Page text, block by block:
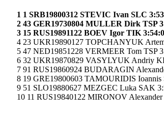
1 1 SRB19800312 STEVIC Ivan SLC
2 43 GER19730804 MULLER Dirk TSP
3 15 RUS19891122 BOEV Igor TIK
4 23 UKR19890127 TOPCHANYUK
5 47 NED19851228 VERMEER Tom TSP
6 32 UKR19870829 VASYLYUK Andriy
7 91 RUS19860924 BUDАRAGIN
8 19 GRE19800603 TAMOURIDIS Ioannis
9 51 SLO19880627 MEZGEC Luka SAK
10 11 RUS19840122 MIRONOV